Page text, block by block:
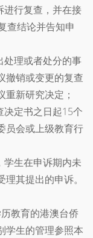
进行复查，并在接
查结论并告知申
处理或者处分的事
撤销或变更的复查
新研究决定；
决定书之日起15个
员会或上级教育行
生在申诉期内未
其提出的申诉。
教育的港澳台侨
学生的管理参照本